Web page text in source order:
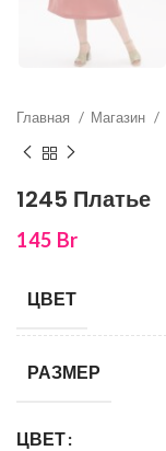
Главная Магазин
1245 Платье
145 Br
ЦВЕТ
РАЗМЕР
ЦВЕТ